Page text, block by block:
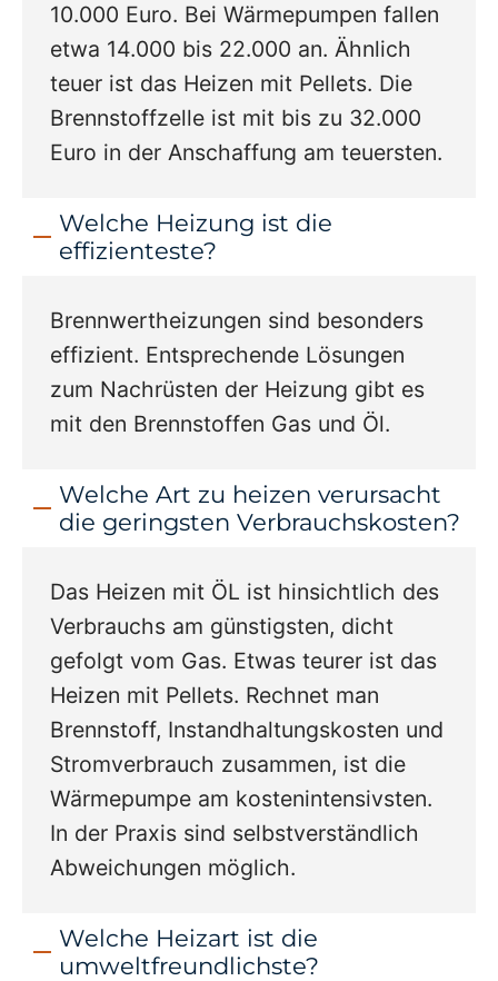
10.000 Euro. Bei Wärmepumpen fallen
etwa 14.000 bis 22.000 an. Ähnlich
teuer ist das Heizen mit Pellets. Die
Brennstoffzelle ist mit bis zu 32.000
Euro in der Anschaffung am teuersten.
Welche Heizung ist die
effizienteste?
Brennwertheizungen sind besonders
effizient. Entsprechende Lösungen
zum Nachrüsten der Heizung gibt es
mit den Brennstoffen Gas und Öl.
Welche Art zu heizen verursacht
die geringsten Verbrauchskosten?
Das Heizen mit ÖL ist hinsichtlich des
Verbrauchs am günstigsten, dicht
gefolgt vom Gas. Etwas teurer ist das
Heizen mit Pellets. Rechnet man
Brennstoff, Instandhaltungskosten und
Stromverbrauch zusammen, ist die
Wärmepumpe am kostenintensivsten.
In der Praxis sind selbstverständlich
Abweichungen möglich.
Welche Heizart ist die
umweltfreundlichste?